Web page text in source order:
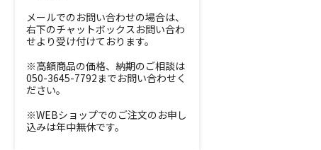
メールでのお問い合わせの場合は、
右下のチャットボックスお問い合わ
せより受け付けております。
※高額商品の価格、納期のご相談は
050-3645-7792までお問い合わせく
ださい。
※WEBショップでのご注文のお申し
込みは年中無休です。